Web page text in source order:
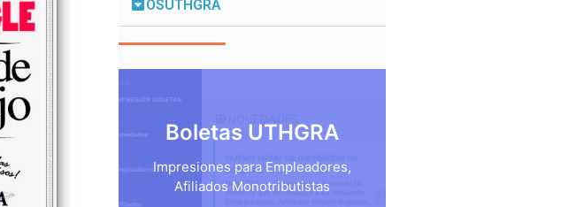
OSUTHGRA
Boletas UTHGRA
Impresiones para Empleadores,
Afiliados Monotributistas